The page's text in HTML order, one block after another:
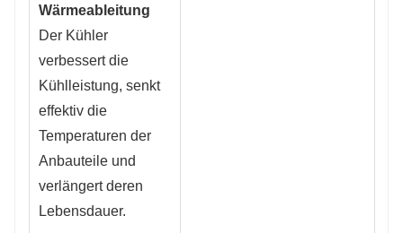
Wärmeableitung
Der Kühler
verbessert die
Kühlleistung, senkt
effektiv die
Temperaturen der
Anbauteile und
verlängert deren
Lebensdauer.